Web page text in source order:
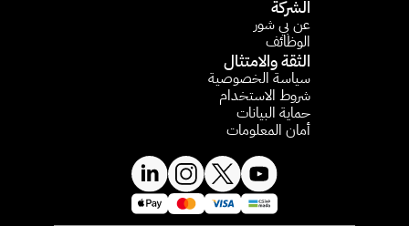
الثقة والامتثال
سياسة الخصوصية
شروط الاستخدام
حماية البيانات
أمان المعلومات
الشركة
عن بي شور
الوظائف